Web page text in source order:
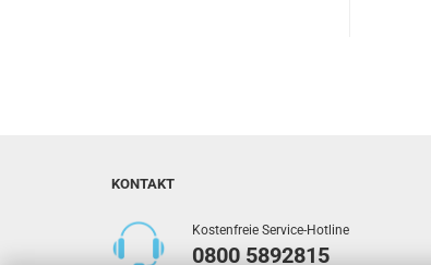
KONTAKT
Kostenfreie Service-Hotline
0800 5892815